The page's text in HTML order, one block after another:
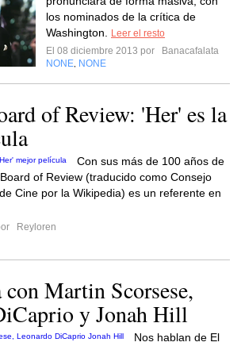
los nominados de la crítica de
Washington.
Leer el resto
El 08 diciembre 2013 por
Banacafalata
NONE NONE
of Review: 'Her' es la
Con sus más de 100 años de
of Review (traducido como Consejo
Cine por la Wikipedia) es un referente en
Reyloren
Martin Scorsese,
y Jonah Hill
Nos hablan de El